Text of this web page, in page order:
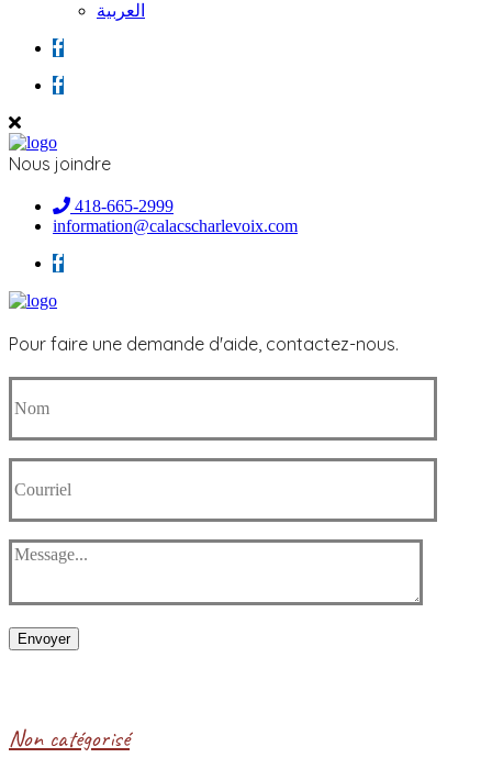
العربية
Nous joindre
418-665-2999
information@calacscharlevoix.com
Pour faire une demande d'aide, contactez-nous.
Envoyer
Non catégorisé